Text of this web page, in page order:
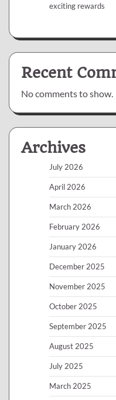
exciting rewards
Recent
No comments to show.
Archives
July 2026
April 2026
March 2026
February 2026
January 2026
December 2025
November 2025
October 2025
September 2025
August 2025
July 2025
March 2025